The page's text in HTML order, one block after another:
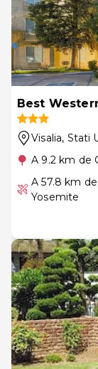
Best
Visalia, Stati
A 9.2 km de
A 57.8 km
Yosemite